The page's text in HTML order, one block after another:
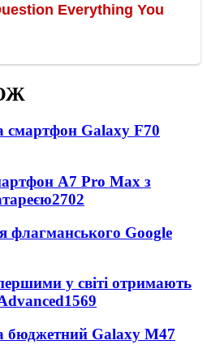
смартфон Galaxy F70
A7 Pro Max з
2702
флагманського Google
у світі отримають
1569
бюджетний Galaxy M47